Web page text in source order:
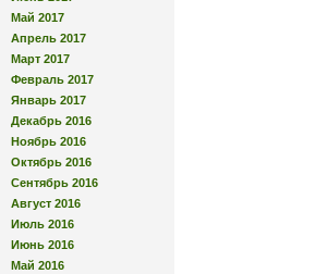
Май 2017
Апрель 2017
Март 2017
Февраль 2017
Январь 2017
Декабрь 2016
Ноябрь 2016
Октябрь 2016
Сентябрь 2016
Август 2016
Июль 2016
Июнь 2016
Май 2016